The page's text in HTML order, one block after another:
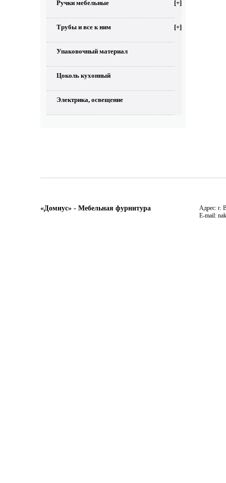
Ручки мебельные [+]
Трубы и все к ним [+]
Упаковочный материал
Цоколь кухонный
Электрика, освещение
«Домиус» - Мебельная фурнитура
Адрес: г.
E-mail: